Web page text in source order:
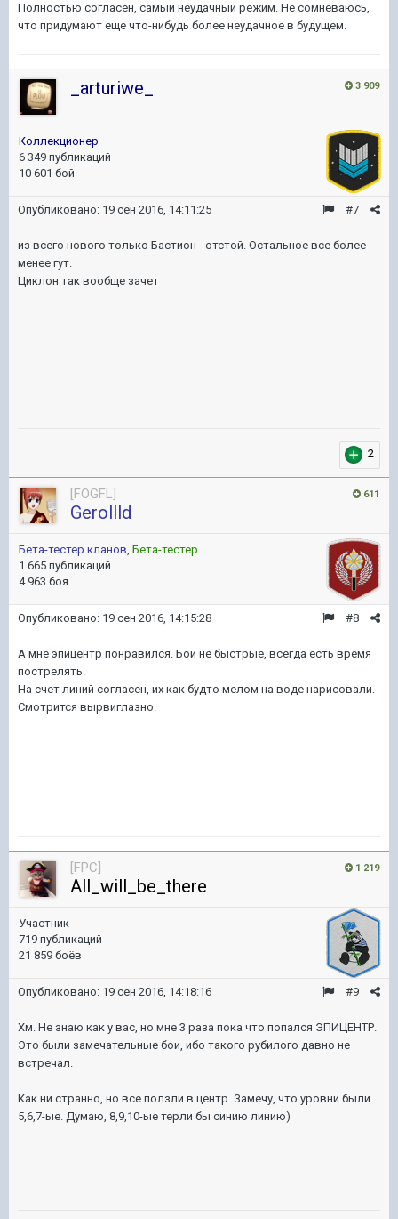
Полностью согласен, самый неудачный режим. Не сомневаюсь,
что придумают еще что-нибудь более неудачное в будущем.
3 909
_arturiwe_
Коллекционер
6 349 публикаций
10 601 бой
#7
Опубликовано: 19 сен 2016, 14:11:25
из всего нового только Бастион - отстой. Остальное все более-
менее гут.
Циклон так вообще зачет
2
611
[FOGFL]
Gerollld
Бета-тестер кланов Бета-тестер
1 665 публикаций
4 963 боя
#8
Опубликовано: 19 сен 2016, 14:15:28
А мне эпицентр понравился. Бои не быстрые, всегда есть время
пострелять.
На счет линий согласен, их как будто мелом на воде нарисовали.
Смотрится вырвиглазно.
1 219
[FPC]
All_will_be_there
Участник
719 публикаций
21 859 боёв
#9
Опубликовано: 19 сен 2016, 14:18:16
Хм. Не знаю как у вас, но мне 3 раза пока что попался ЭПИЦЕНТР.
Это были замечательные бои, ибо такого рубилого давно не
встречал.
Как ни странно, но все ползли в центр. Замечу, что уровни были
5,6,7-ые. Думаю, 8,9,10-ые терли бы синию линию)